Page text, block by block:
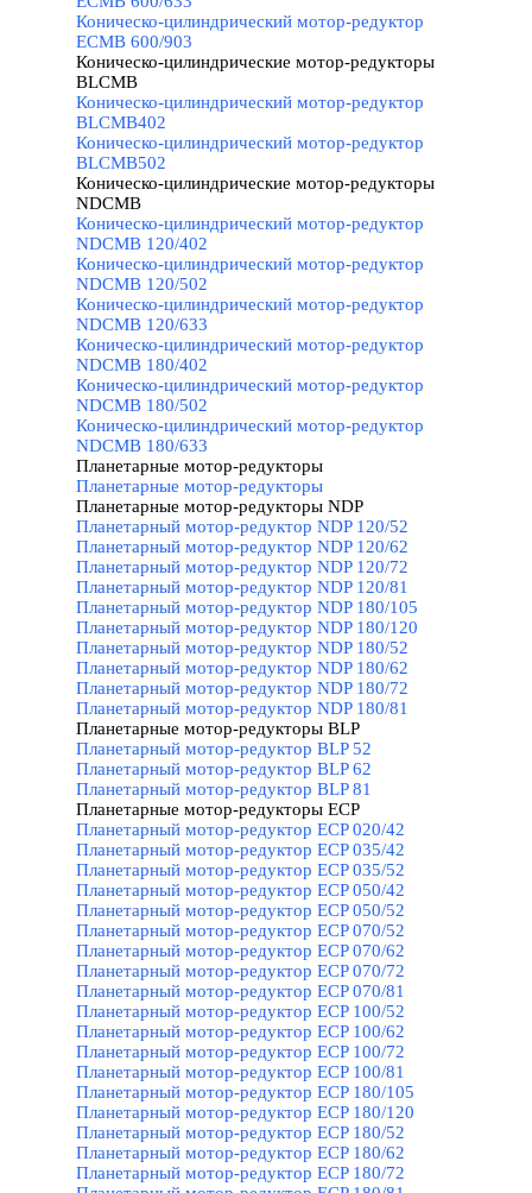
Коническо-цилиндрический мотор-редуктор
ECMB 600/903
Коническо-цилиндрические мотор-редукторы
BLCMB
Коническо-цилиндрический мотор-редуктор
BLCMB402
Коническо-цилиндрический мотор-редуктор
BLCMB502
Коническо-цилиндрические мотор-редукторы
NDCMB
Коническо-цилиндрический мотор-редуктор
NDCMB 120/402
Коническо-цилиндрический мотор-редуктор
NDCMB 120/502
Коническо-цилиндрический мотор-редуктор
NDCMB 120/633
Коническо-цилиндрический мотор-редуктор
NDCMB 180/402
Коническо-цилиндрический мотор-редуктор
NDCMB 180/502
Коническо-цилиндрический мотор-редуктор
NDCMB 180/633
Планетарные мотор-редукторы
Планетарные мотор-редукторы
Планетарные мотор-редукторы NDP
Планетарный мотор-редуктор NDP 120/52
Планетарный мотор-редуктор NDP 120/62
Планетарный мотор-редуктор NDP 120/72
Планетарный мотор-редуктор NDP 120/81
Планетарный мотор-редуктор NDP 180/105
Планетарный мотор-редуктор NDP 180/120
Планетарный мотор-редуктор NDP 180/52
Планетарный мотор-редуктор NDP 180/62
Планетарный мотор-редуктор NDP 180/72
Планетарный мотор-редуктор NDP 180/81
Планетарные мотор-редукторы BLP
Планетарный мотор-редуктор BLP 52
Планетарный мотор-редуктор BLP 62
Планетарный мотор-редуктор BLP 81
Планетарные мотор-редукторы ECP
Планетарный мотор-редуктор ECP 020/42
Планетарный мотор-редуктор ECP 035/42
Планетарный мотор-редуктор ECP 035/52
Планетарный мотор-редуктор ECP 050/42
Планетарный мотор-редуктор ECP 050/52
Планетарный мотор-редуктор ECP 070/52
Планетарный мотор-редуктор ECP 070/62
Планетарный мотор-редуктор ECP 070/72
Планетарный мотор-редуктор ECP 070/81
Планетарный мотор-редуктор ECP 100/52
Планетарный мотор-редуктор ECP 100/62
Планетарный мотор-редуктор ECP 100/72
Планетарный мотор-редуктор ECP 100/81
Планетарный мотор-редуктор ECP 180/105
Планетарный мотор-редуктор ECP 180/120
Планетарный мотор-редуктор ECP 180/52
Планетарный мотор-редуктор ECP 180/62
Планетарный мотор-редуктор ECP 180/72